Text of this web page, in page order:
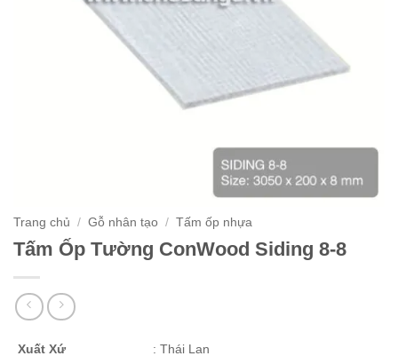
Trang chủ / Gỗ nhân tạo / Tấm ốp nhựa
Tấm Ốp Tường ConWood Siding 8-8
Xuất Xứ : Thái Lan